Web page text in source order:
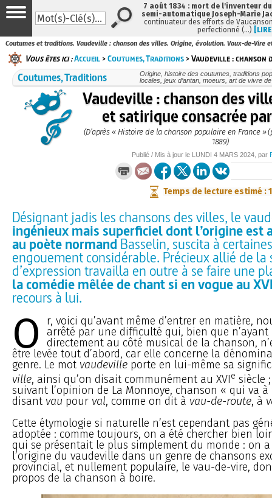
Coutumes et traditions. Vaudeville : chanson des villes. Origine, évolution. Vaux-de-Vire
Vous êtes ici :Accueil >Coutumes, Traditions > Vaudeville : chanson
Coutumes, Traditions
Origine, histoire des coutumes, traditions
locales, jeux d’antan, moeurs, art de vivre
Vaudeville : chanson des
et satirique consacrée
(D’après « Histoire de la chanson populaire en France »
1889)
Publié / Mis à jour le LUNDI 4 MARS 2024 , par
Temps de lecture estimé :
Désignant jadis les chansons des villes, le
ingénieux mais superficiel dont l’origine est
au poète normandBasselin, suscita à
engouement considérable. Précieux allié de la
d’expression travailla en outre à se faire une
la comédie mêlée de chant si en vogue au
recours à lui.
O
r, voici qu’avant même d’entrer en matière,
arrêté par une difficulté qui, bien que
directement au côté musical de la chanson,
être levée tout d’abord, car elle concerne la
genre. Le mot vaudeville porte en lui-même sa
ville, ainsi qu’on disait communément au XVIe siècle
suivant l’opinion de La Monnoye, chanson « qui va à
disant vau pour val, comme on dit à vau-de-route, à
Cette étymologie si naturelle n’est cependant pas
adoptée : comme toujours, on a été chercher bien
qui se présentait le plus simplement du monde : on
l’origine du vaudeville dans un genre de chansons
provincial, et nullement populaire, le vau-de-vire,
propos de la chanson à boire.
7 août 1834 : mort de l'inventeur
semi-automatique Joseph-Marie
continuateur des efforts de
perfectionné (…)